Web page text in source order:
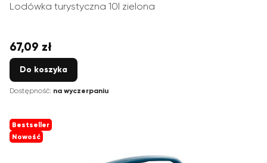
Lodówka turystyczna 10l zielona
Cena
67,09 zł
Do koszyka
Dostępność: na wyczerpaniu
Bestseller
Nowość